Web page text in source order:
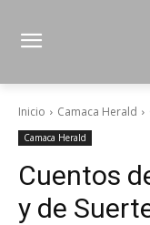
Inicio Camaca Herald
Camaca Herald
Cuentos
y de